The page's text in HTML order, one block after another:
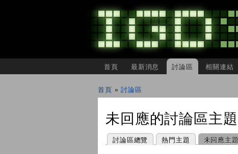
IGDSHARE
首頁 最新消息 討論區 相關連結
首頁 »討論區
未回應的討論區主題
主要索引標籤
討論區總覽 熱門主題 未回應主題
(作用中頁籤)